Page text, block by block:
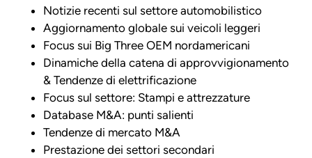
Notizie recenti sul settore automobilistico
Aggiornamento globale sui veicoli leggeri
Focus sui Big Three OEM nordamericani
Dinamiche della catena di approvvigionamento
& Tendenze di elettrificazione
Focus sul settore: Stampi e attrezzature
Database M&A: punti salienti
Tendenze di mercato M&A
Prestazione dei settori secondari